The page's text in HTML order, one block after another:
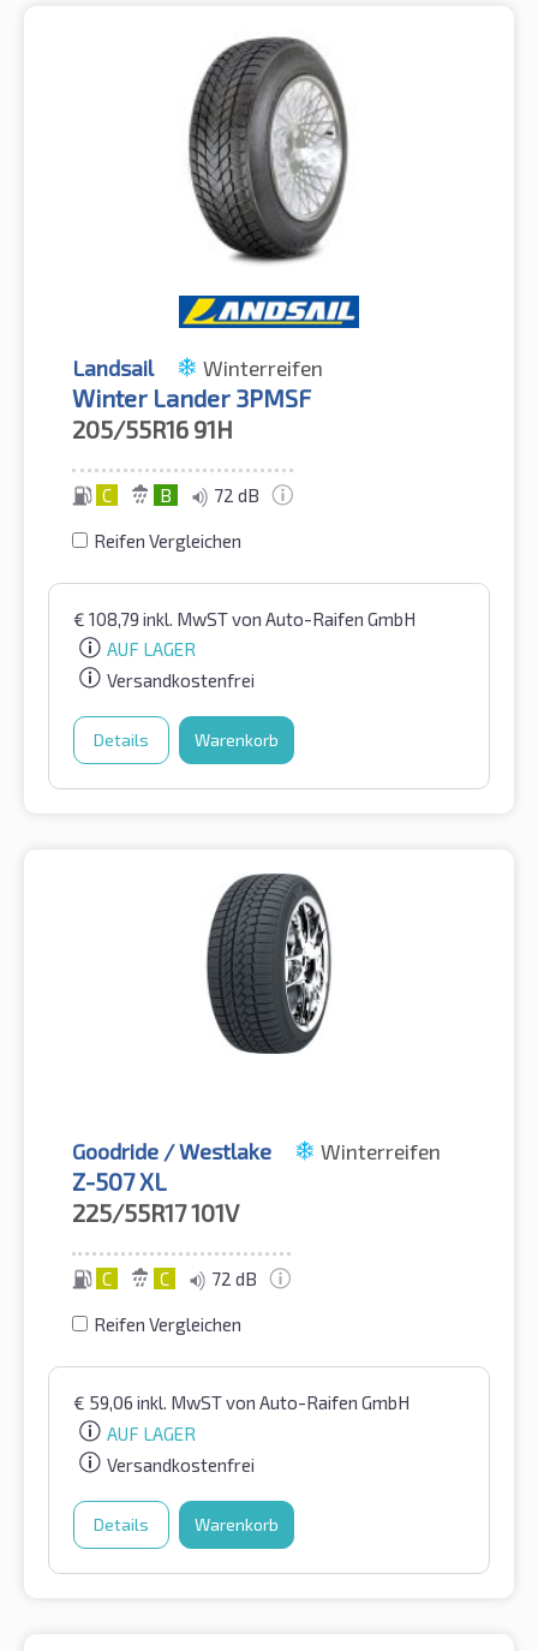
Landsail Winterreifen
Winter Lander 3PMSF
205/55R16 91H
C B 72 dB
Reifen Vergleichen
€ 108,79 inkl. MwSTvon Auto-Raifen GmbH
AUF LAGER
Versandkostenfrei
Details Warenkorb
Goodride / Westlake Winterreifen
Z-507 XL
225/55R17101V
C C 72 dB
Reifen Vergleichen
€ 59,06 inkl. MwSTvon Auto-Raifen GmbH
AUF LAGER
Versandkostenfrei
Details Warenkorb